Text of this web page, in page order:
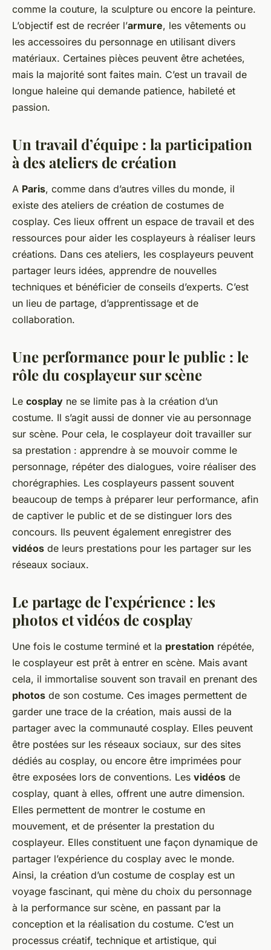
comme la couture, la sculpture ou encore la peinture.
L’objectif est de recréer l’armure, les vêtements ou
les accessoires du personnage en utilisant divers
matériaux. Certaines pièces peuvent être achetées,
mais la majorité sont faites main. C’est un travail de
longue haleine qui demande patience, habileté et
passion.
Un travail d’équipe : la participation
à des ateliers de création
A Paris, comme dans d’autres villes du monde, il
existe des ateliers de création de costumes de
cosplay. Ces lieux offrent un espace de travail et des
ressources pour aider les cosplayeurs à réaliser leurs
créations. Dans ces ateliers, les cosplayeurs peuvent
partager leurs idées, apprendre de nouvelles
techniques et bénéficier de conseils d’experts. C’est
un lieu de partage, d’apprentissage et de
collaboration.
Une performance pour le public : le
rôle du cosplayeur sur scène
Le cosplay ne se limite pas à la création d’un
costume. Il s’agit aussi de donner vie au personnage
sur scène. Pour cela, le cosplayeur doit travailler sur
sa prestation : apprendre à se mouvoir comme le
personnage, répéter des dialogues, voire réaliser des
chorégraphies. Les cosplayeurs passent souvent
beaucoup de temps à préparer leur performance, afin
de captiver le public et de se distinguer lors des
concours. Ils peuvent également enregistrer des
vidéos de leurs prestations pour les partager sur les
réseaux sociaux.
Le partage de l’expérience : les
photos et vidéos de cosplay
Une fois le costume terminé et la prestation répétée,
le cosplayeur est prêt à entrer en scène. Mais avant
cela, il immortalise souvent son travail en prenant des
photos de son costume. Ces images permettent de
garder une trace de la création, mais aussi de la
partager avec la communauté cosplay. Elles peuvent
être postées sur les réseaux sociaux, sur des sites
dédiés au cosplay, ou encore être imprimées pour
être exposées lors de conventions. Les vidéos de
cosplay, quant à elles, offrent une autre dimension.
Elles permettent de montrer le costume en
mouvement, et de présenter la prestation du
cosplayeur. Elles constituent une façon dynamique de
partager l’expérience du cosplay avec le monde.
Ainsi, la création d’un costume de cosplay est un
voyage fascinant, qui mène du choix du personnage
à la performance sur scène, en passant par la
conception et la réalisation du costume. C’est un
processus créatif, technique et artistique, qui